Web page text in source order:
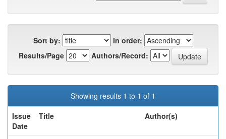
Sort by:
In order:
Results/Page
Authors/Record:
Showing results 1 to 1 of 1
Issue
Date
Title Author(s)